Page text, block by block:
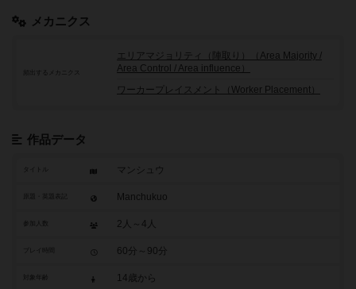
メカニクス
頻出するメカニクス
エリアマジョリティ（陣取り）（Area Majority /
Area Control / Area influence）
ワーカープレイスメント（Worker Placement）
作品データ
タイトル マンシュウ
Manchukuo
参加人数 2人～4人
60分～90分
14歳から